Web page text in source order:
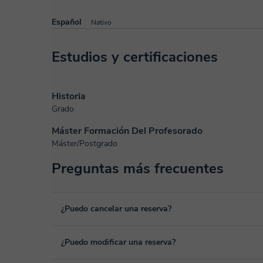
Español Nativo
Estudios y certificaciones
Historia
Grado
Máster Formación Del Profesorado
Máster/Postgrado
Preguntas más frecuentes
¿Puedo cancelar una reserva?
Sí, puedes cancelar una reserva hasta un máximo de 8
¿Puedo modificar una reserva?